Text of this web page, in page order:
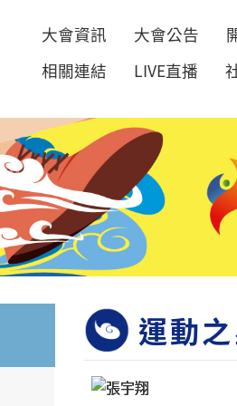
大會資訊 大會公告
相關連結
LIVE直播
運動